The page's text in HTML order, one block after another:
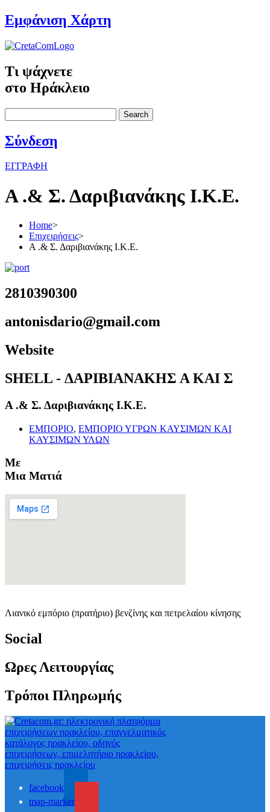
Εμφάνιση Χάρτη
Τι ψάχνετε
στο Ηράκλειο
Search
Σύνδεση
ΕΓΓΡΑΦΗ
Α .& Σ. Δαριβιανάκης Ι.Κ.Ε.
Home>
Επιχειρήσεις>
Α .& Σ. Δαριβιανάκης Ι.Κ.Ε.
2810390300
antonisdario@gmail.com
Website
SHELL - ΔΑΡΙΒΙΑΝΑΚΗΣ Α ΚΑΙ Σ
Α .& Σ. Δαριβιανάκης Ι.Κ.Ε.
ΕΜΠΟΡΙΟ, ΕΜΠΟΡΙΟ ΥΓΡΩΝ ΚΑΥΣΙΜΩΝ ΚΑΙ
ΚΑΥΣΙΜΩΝ ΥΛΩΝ
Με
Μια Ματιά
Λιανικό εμπόριο (πρατήριο) βενζίνης και πετρελαίου κίνησης
Social
Ωρες Λειτουργίας
Τρόποι Πληρωμής
facebook
map-marker